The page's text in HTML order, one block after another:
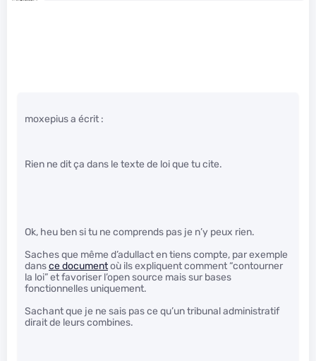
moxepius a écrit :
Rien ne dit ça dans le texte de loi que tu cite.
Ok, heu ben si tu ne comprends pas je n’y peux rien.
Saches que même d’adullact en tiens compte, par exemple
dansce documentoù ils expliquent comment “contourner
la loi” et favoriser l’open source mais sur bases
fonctionnelles uniquement.
Sachant que je ne sais pas ce qu’un tribunal administratif
dirait de leurs combines.